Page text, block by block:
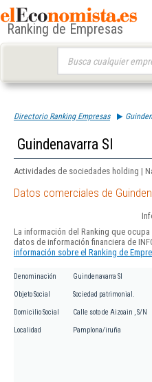
Ranking de Empresas
Directorio Ranking Empresas
Guindenavarra Sl
Actividades de sociedades holding |
Datos comerciales de
La información del Ranking que
datos de información financiera de
información sobre el Ranking de
Denominación Guindenavarra Sl
Objeto Social Sociedad patrimonial.
Domicilio Social Calle soto de Aizoain , S/N
Localidad Pamplona/iruña